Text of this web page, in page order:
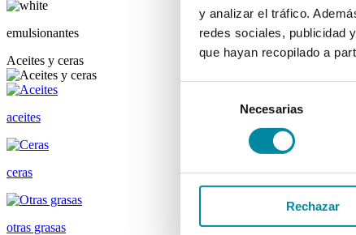
y analizar el tráfico.
redes sociales, publicidad
que hayan recopilado a
consentimiento
Necesarias
Rechazar
emulsionantes
Aceites y ceras
aceites
ceras
otras grasas